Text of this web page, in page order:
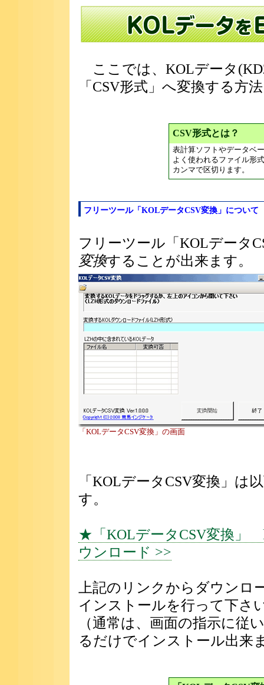
ここでは、KOLデータ
「CSV形式」へ変換する方
CSV形式とは？
表計算ソフトやデータベ
よく使われるファイル形
カンマで区切ります。
フリーツール「KOLデータCSV変換」について
フリーツール「KOLデータ
変換することが出来ます。
「KOLデータCSV変換」の画面
「KOLデータCSV変換」は
す。
★「KOLデータCSV変換」
ウンロード >>
上記のリンクからダウンロ
インストールを行って下さ
（通常は、画面の指示に従
るだけでインストール出来